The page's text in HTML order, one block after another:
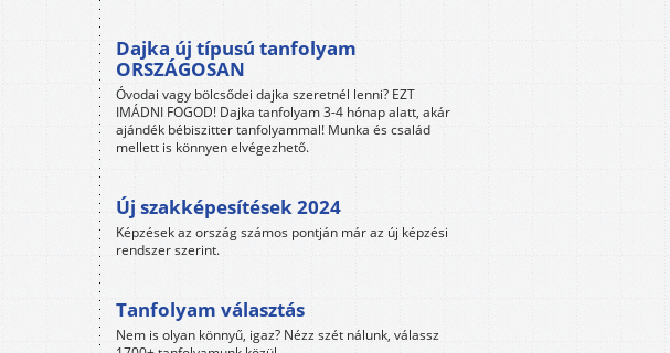
Dajka új típusú tanfolyam
ORSZÁGOSAN
Óvodai vagy bölcsődei dajka szeretnél lenni? EZT
IMÁDNI FOGOD! Dajka tanfolyam 3-4 hónap alatt, akár
ajándék bébiszitter tanfolyammal! Munka és család
mellett is könnyen elvégezhető.
Új szakképesítések 2024
Képzések az ország számos pontján már az új képzési
rendszer szerint.
Tanfolyam választás
Nem is olyan könnyű, igaz? Nézz szét nálunk, válassz